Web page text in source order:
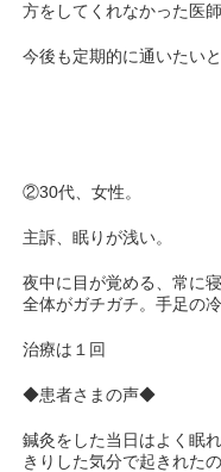
方をしてくれなかった医
今後も定期的に通いたい
②30代、女性。
主訴、眠りが浅い。
夜中に目が覚める、常に
全体がガチガチ。手足の冷
治療は１回
◆患者さまの声◆
鍼灸をした当日はよく眠
きりした気分で起きれた